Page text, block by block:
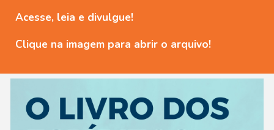
Acesse, leia e divulgue!
Clique na imagem para abrir o arquivo!